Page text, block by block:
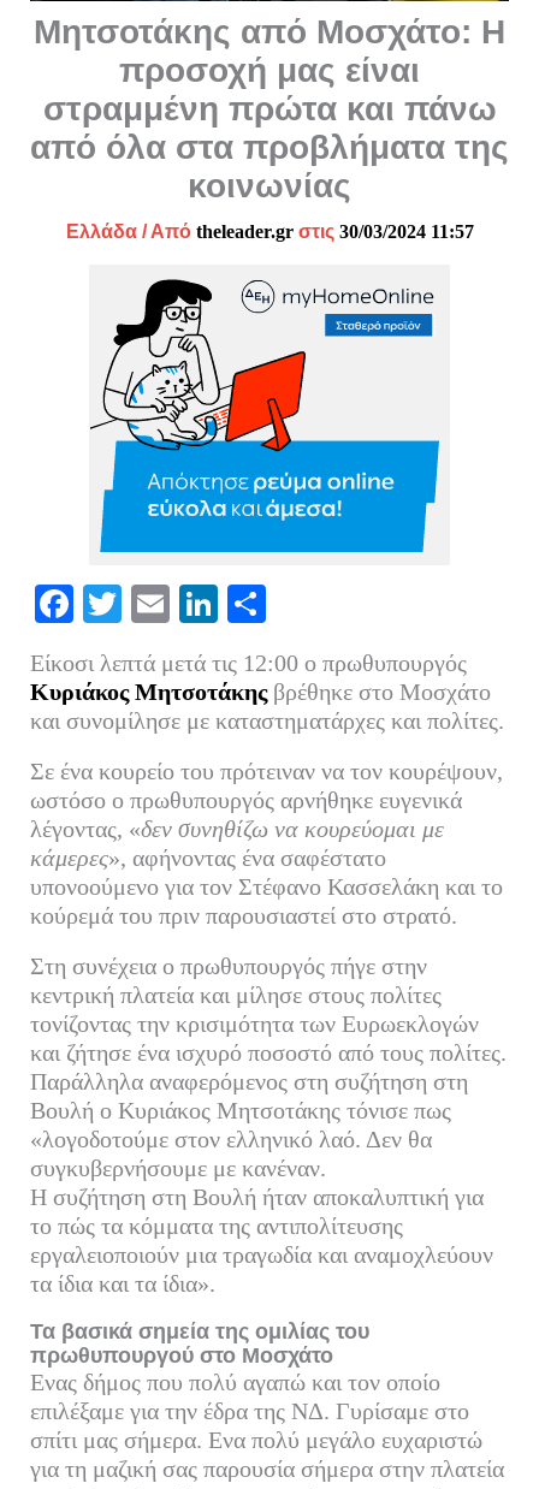
Μητσοτάκης από Μοσχάτο: Η
προσοχή μας είναι
στραμμένη πρώτα και πάνω
από όλα στα προβλήματα της
κοινωνίας
Ελλάδα/ Από theleader.gr στις 30/03/2024 11:57
Fa
bo
ok
T
tte
r
E
ail
Li
ed
In
ρ
α
στ
εί
τε
Είκοσι λεπτά μετά τις 12:00 ο πρωθυπουργός
Κυριάκος Μητσοτάκηςβρέθηκε στο Μοσχάτο
και συνομίλησε με καταστηματάρχες και πολίτες.
Σε ένα κουρείο του πρότειναν να τον κουρέψουν,
ωστόσο ο πρωθυπουργός αρνήθηκε ευγενικά
λέγοντας, «δεν συνηθίζω να κουρεύομαι με
κάμερες», αφήνοντας ένα σαφέστατο
υπονοούμενο για τον Στέφανο Κασσελάκη και το
κούρεμά του πριν παρουσιαστεί στο στρατό.
Στη συνέχεια ο πρωθυπουργός πήγε στην
κεντρική πλατεία και μίλησε στους πολίτες
τονίζοντας την κρισιμότητα των Ευρωεκλογών
και ζήτησε ένα ισχυρό ποσοστό από τους πολίτες.
Παράλληλα αναφερόμενος στη συζήτηση στη
Βουλή ο Κυριάκος Μητσοτάκης τόνισε πως
«λογοδοτούμε στον ελληνικό λαό. Δεν θα
συγκυβερνήσουμε με κανέναν.
Η συζήτηση στη Βουλή ήταν αποκαλυπτική για
το πώς τα κόμματα της αντιπολίτευσης
εργαλειοποιούν μια τραγωδία και αναμοχλεύουν
τα ίδια και τα ίδια».
Τα βασικά σημεία της ομιλίας του
πρωθυπουργού στο Μοσχάτο
Ενας δήμος που πολύ αγαπώ και τον οποίο
επιλέξαμε για την έδρα της ΝΔ. Γυρίσαμε στο
σπίτι μας σήμερα. Ενα πολύ μεγάλο ευχαριστώ
για τη μαζική σας παρουσία σήμερα στην πλατεία